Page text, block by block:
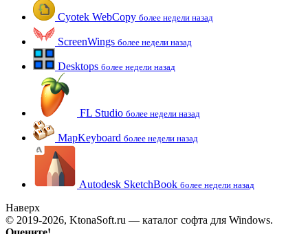
Cyotek WebCopy более недели назад
ScreenWings более недели назад
Desktops более недели назад
FL Studio более недели назад
MapKeyboard более недели назад
Autodesk SketchBook более недели назад
Наверх
© 2019-2026, KtonaSoft.ru — каталог софта для Windows.